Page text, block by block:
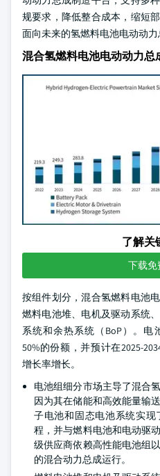
规要求，降低整合成本，缩短
面向未来的氢燃料电池电动动力
混合氢燃料电池电动动力总
了解关
下载免
按组件划分，混合氢燃料电池
燃料电池堆、电机及驱动系统
系统和余热系统（BoP）。电
50%的份额，并预计在2025-
增长率增长。
电池组细分市场主导了混合
因为其在储能和高效能量输
子电池和固态电池系统实
程，并与燃料电池和电动驱
级供应商依赖高性能电池组
的混合动力总成运行。